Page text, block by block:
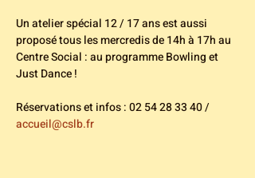
Un atelier spécial 12 / 17 ans est aussi
proposé tous les mercredis de 14h à 17h au
Centre Social : au programme Bowling et
Just Dance !
Réservations et infos : 02 54 28 33 40 /
accueil@cslb.fr